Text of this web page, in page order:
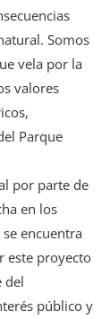
Somos
vela por la
valores
Parque
por parte de
en los
encuentra
este proyecto
del
público y